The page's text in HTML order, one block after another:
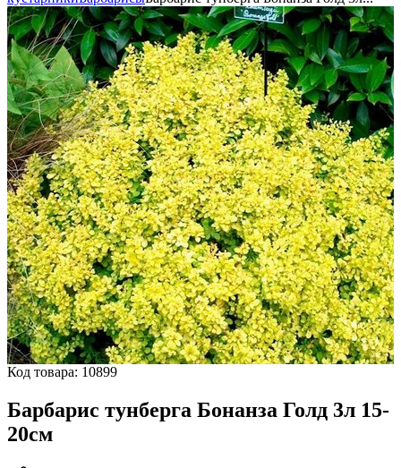
Код товара: 10899
Барбарис тунберга Бонанза Голд 3л 15-
20см